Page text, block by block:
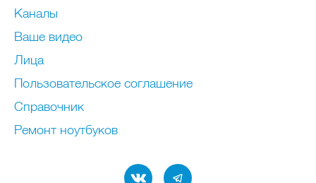
Каналы
Ваше видео
Лица
Пользовательское соглашение
Справочник
Ремонт нoутбуков